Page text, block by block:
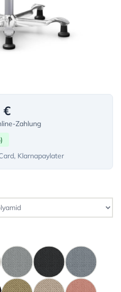
€
Zahlung
Klarnapaylater